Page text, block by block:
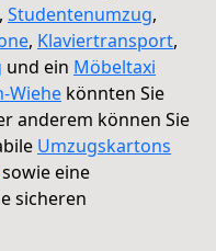
, Studentenumzug,
, Klaviertransport,
und ein Möbeltaxi
Wiehe könnten Sie
anderem können Sie
Umzugskartons
sowie eine
sicheren